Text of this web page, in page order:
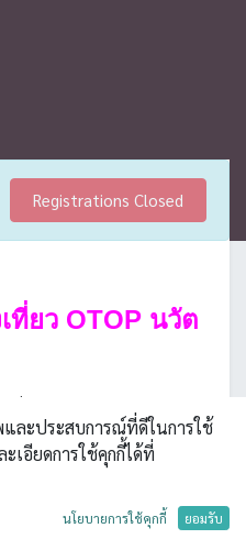
Registrations Closed
ยว OTOP นวัต
ที่เดียวสมุทรสาคร พบกับ
ำจังหวัดสมุทรสาคร ได้ในวันที่
น. ณ big c นครปฐม
ละประสบการณ์ที่ดีในการใช้
เอียดการใช้คุกกี้ได้ที่
นโยบายการใช้คุกกี้ ยอมรับ